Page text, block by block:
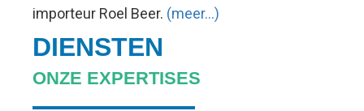
importeur Roel Beer. (meer…)
DIENSTEN
ONZE EXPERTISES